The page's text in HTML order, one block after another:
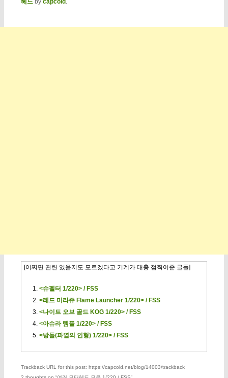
[어쩌면 관련 있을지도 모르겠다고 기계가 대충 점찍어준 글들]
<슈펠터 1/220> / FSS
<레드 미라쥬 Flame Launcher 1/220> / FSS
<나이트 오브 골드 KOG 1/220> / FSS
<아슈라 템플 1/220> / FSS
<방돌(파열의 인형) 1/220> / FSS
Trackback URL for this post: https://capcold.net/blog/14003/trackback